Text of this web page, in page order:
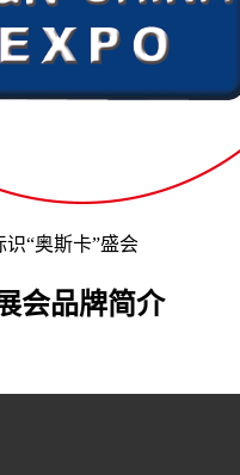
“奥斯卡”盛会
会品牌简介